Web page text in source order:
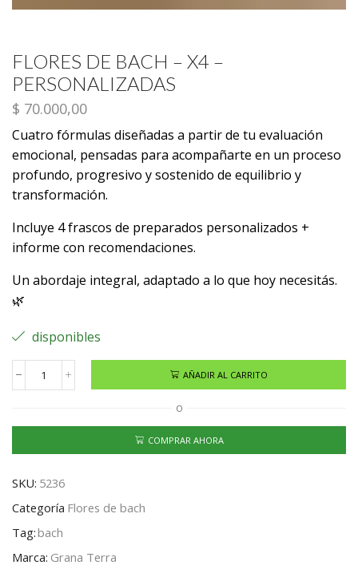
FLORES DE BACH – X4 –
PERSONALIZADAS
$ 70.000,00
Cuatro fórmulas diseñadas a partir de tu evaluación
emocional, pensadas para acompañarte en un proceso
profundo, progresivo y sostenido de equilibrio y
transformación.
Incluye 4 frascos de preparados personalizados +
informe con recomendaciones.
Un abordaje integral, adaptado a lo que hoy necesitás.
🌿
disponibles
AÑADIR AL CARRITO
O
COMPRAR AHORA
SKU: 5236
Categoría Flores de bach
Tag:bach
Marca: Grana Terra